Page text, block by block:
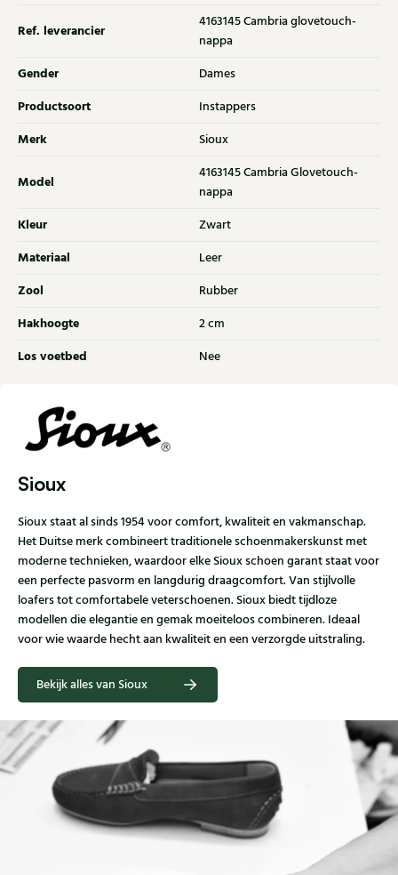
Ref. leverancier
4163145 Cambria glovetouch-
nappa
Gender Dames
Productsoort Instappers
Merk Sioux
Model
4163145 Cambria Glovetouch-
nappa
Kleur Zwart
Materiaal Leer
Zool Rubber
Hakhoogte 2 cm
Los voetbed Nee
Sioux
Sioux staat al sinds 1954 voor comfort, kwaliteit en vakmanschap.
Het Duitse merk combineert traditionele schoenmakerskunst met
moderne technieken, waardoor elke Sioux schoen garant staat voor
een perfecte pasvorm en langdurig draagcomfort. Van stijlvolle
loafers tot comfortabele veterschoenen. Sioux biedt tijdloze
modellen die elegantie en gemak moeiteloos combineren. Ideaal
voor wie waarde hecht aan kwaliteit en een verzorgde uitstraling.
Bekijk alles van Sioux